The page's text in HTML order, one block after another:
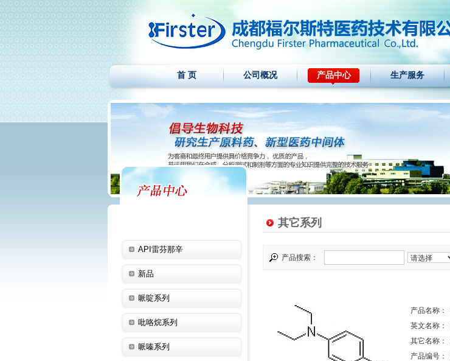
首 页 公司概况 产品中心 生产服务
API雷芬那辛
新品
哌啶系列
吡咯烷系列
哌嗪系列
其它系列
产品搜索：
产品名称：
英文名称：
其它名称：
产品编号：